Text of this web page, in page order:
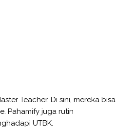
Teacher. Di sini, mereka bisa
Pahamify juga rutin
UTBK.